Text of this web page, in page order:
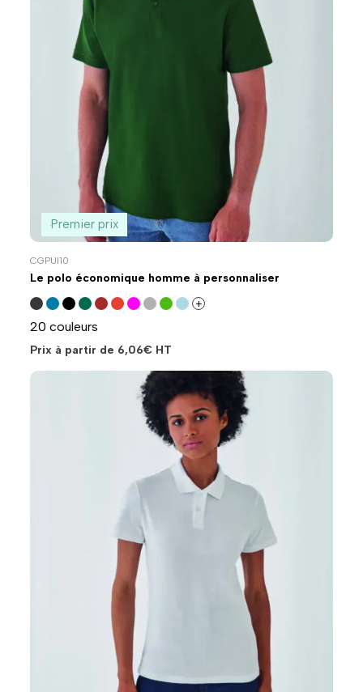
Premier prix
CGPUI10
Le polo économique homme à personnaliser
+
20 couleurs
Prix à partir de 6,06€ HT